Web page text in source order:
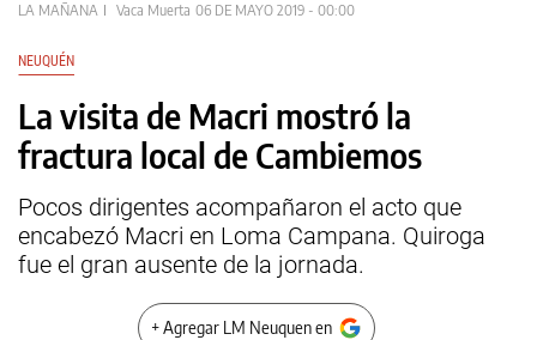
LA MAÑANA Vaca Muerta 06 DE MAYO 2019 - 00:00
NEUQUÉN
La visita de Macri mostró la
fractura local de Cambiemos
Pocos dirigentes acompañaron el acto que
encabezó Macri en Loma Campana. Quiroga
fue el gran ausente de la jornada.
+ Agregar LM Neuquen en